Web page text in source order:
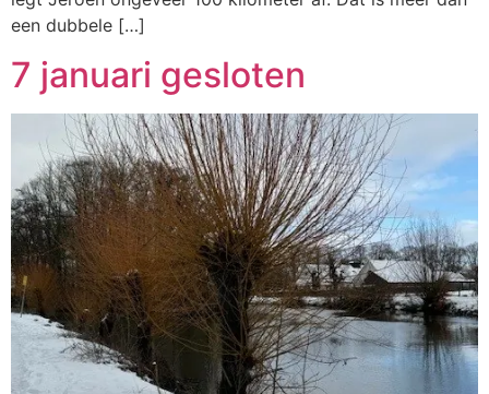
een dubbele […]
7 januari gesloten